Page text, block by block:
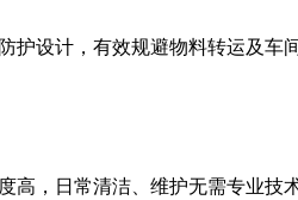
护设计，有效规避物料转运及车
高，日常清洁、维护无需专业